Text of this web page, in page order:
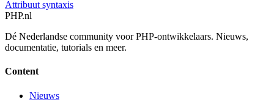
Attribuut syntaxis
PHP.nl
Dé Nederlandse community voor PHP-ontwikkelaars. Nieuws,
documentatie, tutorials en meer.
Content
Nieuws